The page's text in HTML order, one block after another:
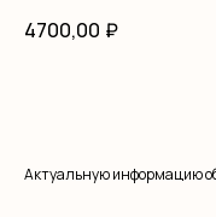
4700,00 ₽
Актуальную информацию